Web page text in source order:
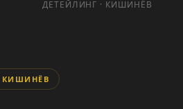
ДЕТЕЙЛИНГ · КИШИНЁВ
· КИШИНЁВ